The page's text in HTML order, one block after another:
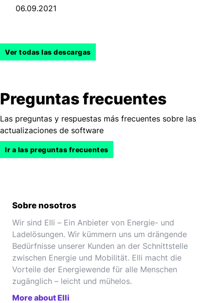
06.09.2021
Ver todas las descargas
Preguntas frecuentes
Las preguntas y respuestas más frecuentes sobre las
actualizaciones de software
Ir a las preguntas frecuentes
Sobre nosotros
Wir sind Elli – Ein Anbieter von Energie- und
Ladelösungen. Wir kümmern uns um drängende
Bedürfnisse unserer Kunden an der Schnittstelle
zwischen Energie und Mobilität. Elli macht die
Vorteile der Energiewende für alle Menschen
zugänglich – leicht und mühelos.
More about Elli